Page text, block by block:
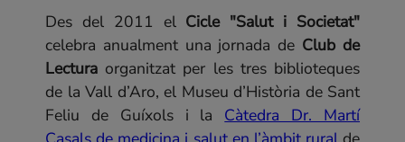
revolucionari del segle XIX
29 d'agost de 2026 |
Tastets de Mar
12 de setembre de 2026 |
El President Josep Irla: De Sant Feliu
Des del 2011 el Cicle "Salut i Societat"
celebra anualment una jornada de Club de
Lectura organitzat per les tres biblioteques
de la Vall d’Aro, el Museu d’Història de Sant
Feliu de Guíxols i la Càtedra Dr. Martí